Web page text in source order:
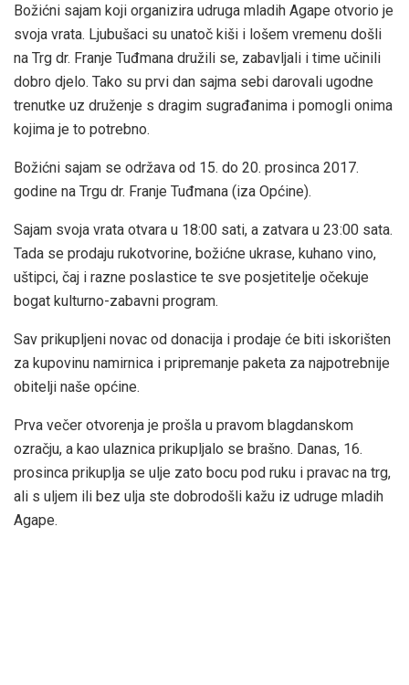
Božićni sajam koji organizira udruga mladih Agape otvorio je
svoja vrata. Ljubušaci su unatoč kiši i lošem vremenu došli
na Trg dr. Franje Tuđmana družili se, zabavljali i time učinili
dobro djelo. Tako su prvi dan sajma sebi darovali ugodne
trenutke uz druženje s dragim sugrađanima i pomogli onima
kojima je to potrebno.
Božićni sajam se održava od 15. do 20. prosinca 2017.
godine na Trgu dr. Franje Tuđmana (iza Općine).
Sajam svoja vrata otvara u 18:00 sati, a zatvara u 23:00 sata.
Tada se prodaju rukotvorine, božićne ukrase, kuhano vino,
uštipci, čaj i razne poslastice te sve posjetitelje očekuje
bogat kulturno-zabavni program.
Sav prikupljeni novac od donacija i prodaje će biti iskorišten
za kupovinu namirnica i pripremanje paketa za najpotrebnije
obitelji naše općine.
Prva večer otvorenja je prošla u pravom blagdanskom
ozračju, a kao ulaznica prikupljalo se brašno. Danas, 16.
prosinca prikuplja se ulje zato bocu pod ruku i pravac na trg,
ali s uljem ili bez ulja ste dobrodošli kažu iz udruge mladih
Agape.